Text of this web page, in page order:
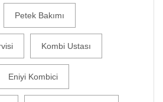
Petek Bakımı
Kombi Ustası
Eniyi Kombici